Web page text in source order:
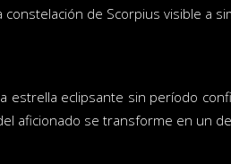
constelación de Scorpius visible a
estrella eclipsante sin período
aficionado se transforme en un